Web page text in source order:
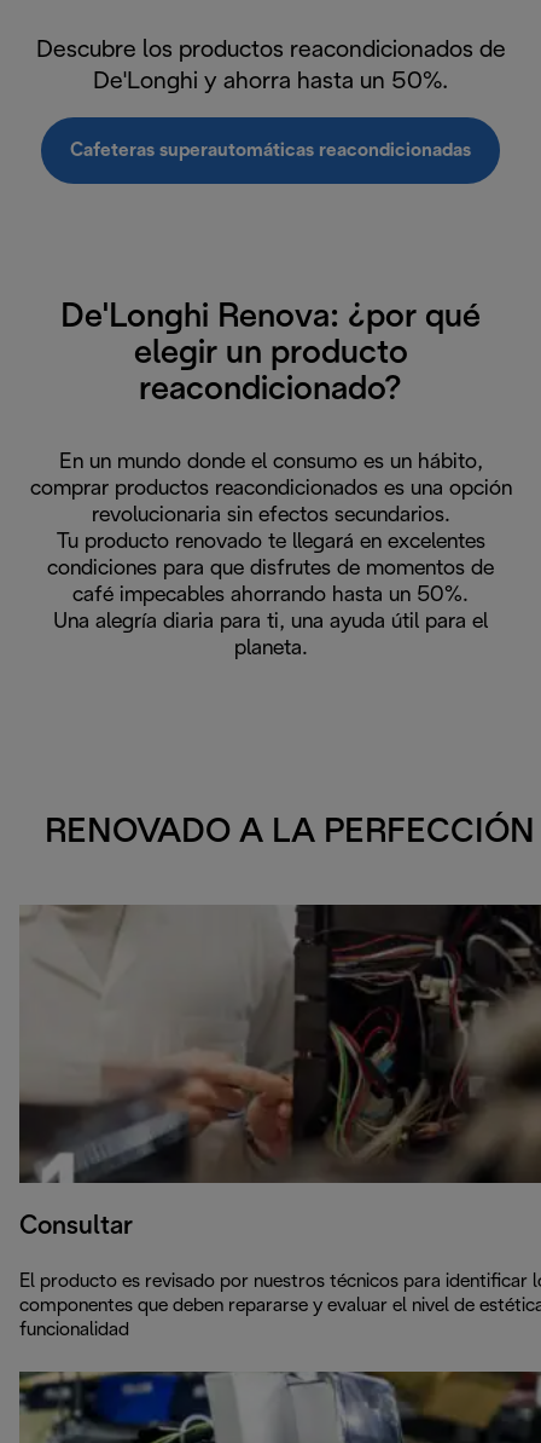
Descubre los productos reacondicionados de
De'Longhi y ahorra hasta un 50%.
Cafeteras superautomáticas reacondicionadas
De'Longhi Renova: ¿por qué
elegir un producto
reacondicionado?
En un mundo donde el consumo es un hábito,
comprar productos reacondicionados es una opción
revolucionaria sin efectos secundarios.
Tu producto renovado te llegará en excelentes
condiciones para que disfrutes de momentos de
café impecables ahorrando hasta un 50%.
Una alegría diaria para ti, una ayuda útil para el
planeta.
RENOVADO A LA PERFECCIÓN
Consultar
El producto es revisado por nuestros técnicos para identificar
componentes que deben repararse y evaluar el nivel de
funcionalidad